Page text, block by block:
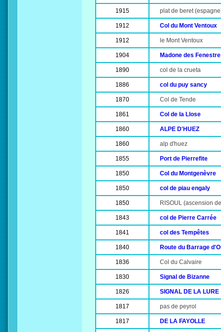
1915 plat de beret
1912 Col du Mont Ventoux
1912 le Mont Ventoux
1904 Madone des
1890 col de la crueta
1886 col du puy sancy
1870 Col de Tende
1861 Col de la Llose
1860 ALPE D'HUEZ
1860 alp d'huez
1855 Port de Pierrefite
1850 Col du Montgenèvre
1850 col de piau engaly
1850 RISOUL (ascension
1843 col de Pierre Carrée
1841 col des Tempêtes
1840 Route du Barrage
1836 Col du Calvaire
1830 Signal de Bizanne
1826 SIGNAL DE LA LURE
1817 pas de peyrol
1817 DE LA FAYOLLE